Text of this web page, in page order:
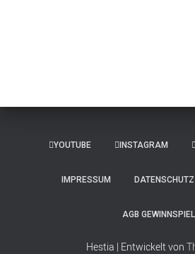
YOUTUBE INSTAGRAM
IMPRESSUM DATENSCHUTZ
AGB GEWINNSPIEL
Hestia | Entwickelt von